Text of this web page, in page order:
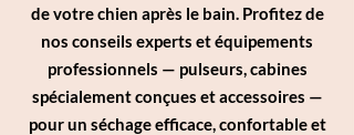
de votre chien après le bain. Profitez de
nos conseils experts et équipements
professionnels — pulseurs, cabines
spécialement conçues et accessoires —
pour un séchage efficace, confortable et